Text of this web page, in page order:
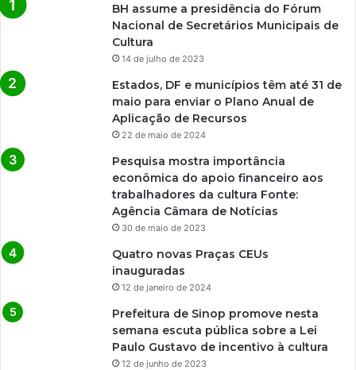
BH assume a presidência do Fórum
Nacional de Secretários Municipais de
Cultura
14 de julho de 2023
Estados, DF e municípios têm até 31 de
maio para enviar o Plano Anual de
Aplicação de Recursos
22 de maio de 2024
Pesquisa mostra importância
econômica do apoio financeiro aos
trabalhadores da cultura Fonte:
Agência Câmara de Notícias
30 de maio de 2023
Quatro novas Praças CEUs
inauguradas
12 de janeiro de 2024
Prefeitura de Sinop promove nesta
semana escuta pública sobre a Lei
Paulo Gustavo de incentivo à cultura
12 de junho de 2023